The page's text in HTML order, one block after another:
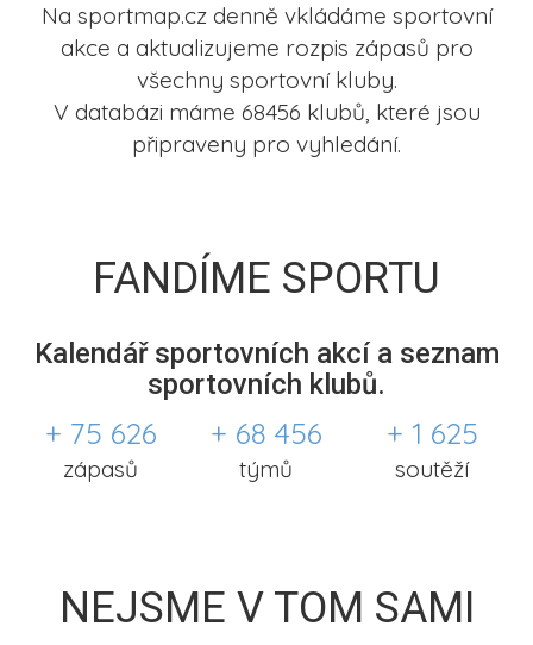
Na sportmap.cz denně vkládáme sportovní
akce a aktualizujeme rozpis zápasů pro
všechny sportovní kluby.
V databázi máme 68456 klubů, které jsou
připraveny pro vyhledání.
FANDÍME SPORTU
Kalendář sportovních akcí a seznam
sportovních klubů.
+ 75 626
zápasů
+ 68 456
týmů
+ 1 625
soutěží
NEJSME V TOM SAMI